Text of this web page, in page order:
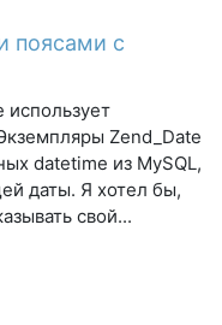
поясами с
Zend_Date
datetime из MySQL,
даты. Я хотел бы,
свой...